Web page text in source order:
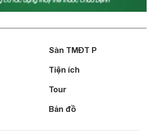
Sàn TMĐT P
Tiện ích
Tour
Bản đồ